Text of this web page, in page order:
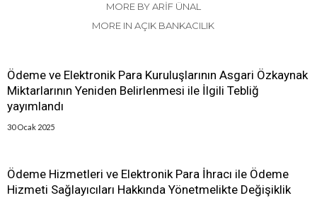
MORE BY ARIF ÜNAL
MORE IN AÇIK BANKACILIK
Ödeme ve Elektronik Para Kuruluşlarının Asgari Özkaynak
Miktarlarının Yeniden Belirlenmesi ile İlgili Tebliğ
yayımlandı
30 Ocak 2025
Ödeme Hizmetleri ve Elektronik Para İhracı ile Ödeme
Hizmeti Sağlayıcıları Hakkında Yönetmelikte Değişiklik